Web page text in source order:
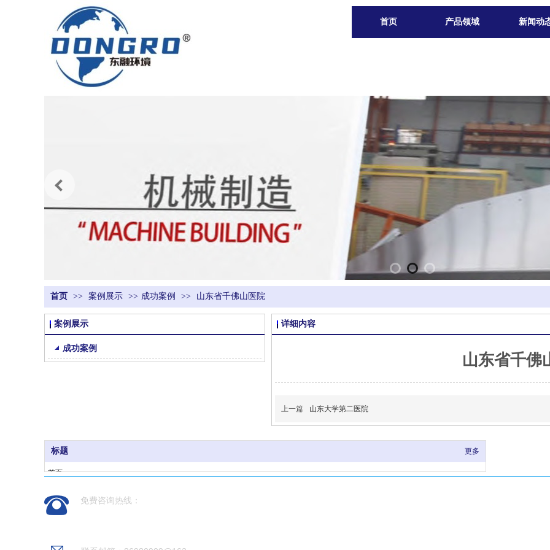
首页 产品领域 新闻动
首页 >> 案例展示 >> 成功案例 >> 山东省千佛山医院
案例展示
成功案例
详细内容
山东省千佛
上一篇 山东大学第二医院
标题 更多
首页
新闻动态
案例展示
免费咨询热线：